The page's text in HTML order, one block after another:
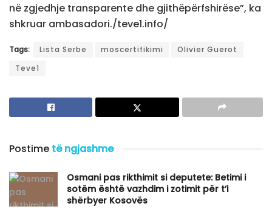
në zgjedhje transparente dhe gjithëpërfshirëse”, ka
shkruar ambasadori./teve1.info/
Tags: Lista Serbe moscertifikimi
Olivier Guerot
Teve1
Postime të ngjashme
Osmani pas rikthimit si deputete: Betimi i
sotëm është vazhdim i zotimit për t’i
shërbyer Kosovës